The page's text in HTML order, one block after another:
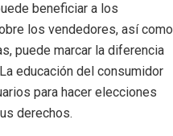
beneficiar a los
los vendedores, así como
puede marcar la diferencia
educación del consumidor
para hacer elecciones
derechos.